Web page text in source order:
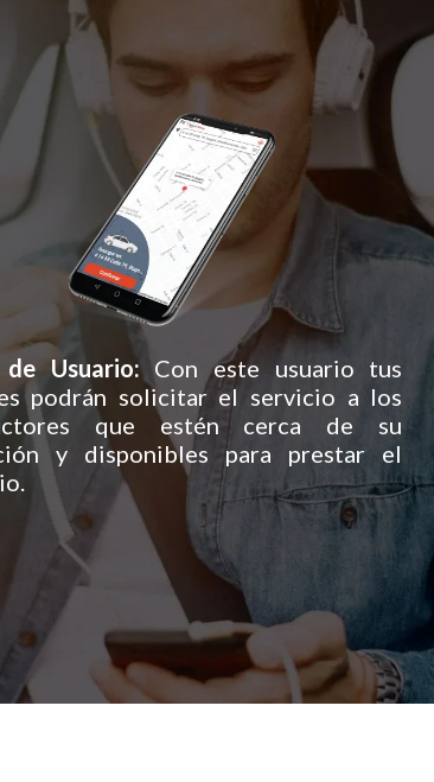
Usuario:Con este usuario tus
podrán solicitar el servicio a los
que estén cerca de su
y disponibles para prestar el